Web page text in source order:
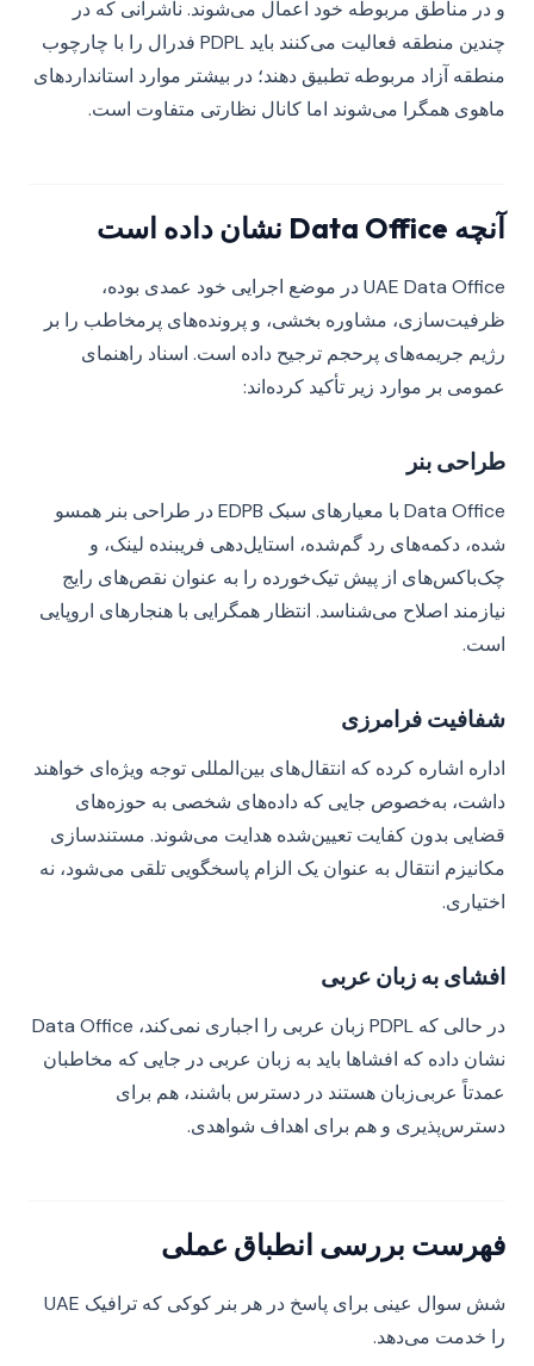
و در مناطق مربوطه خود اعمال می‌شوند. ناشرانی که در
چندین منطقه فعالیت می‌کنند باید PDPL فدرال را با چارچوب
منطقه آزاد مربوطه تطبیق دهند؛ در بیشتر موارد استانداردهای
ماهوی همگرا می‌شوند اما کانال نظارتی متفاوت است.
آنچه Data Office نشان داده است
UAE Data Office در موضع اجرایی خود عمدی بوده،
ظرفیت‌سازی، مشاوره بخشی، و پرونده‌های پرمخاطب را بر
رژیم جریمه‌های پرحجم ترجیح داده است. اسناد راهنمای
عمومی بر موارد زیر تأکید کرده‌اند:
طراحی بنر
Data Office با معیارهای سبک EDPB در طراحی بنر همسو
شده، دکمه‌های رد گم‌شده، استایل‌دهی فریبنده لینک، و
چک‌باکس‌های از پیش تیک‌خورده را به عنوان نقص‌های رایج
نیازمند اصلاح می‌شناسد. انتظار همگرایی با هنجارهای اروپایی
است.
شفافیت فرامرزی
اداره اشاره کرده که انتقال‌های بین‌المللی توجه ویژه‌ای خواهند
داشت، به‌خصوص جایی که داده‌های شخصی به حوزه‌های
قضایی بدون کفایت تعیین‌شده هدایت می‌شوند. مستندسازی
مکانیزم انتقال به عنوان یک الزام پاسخگویی تلقی می‌شود، نه
اختیاری.
افشای به زبان عربی
در حالی که PDPL زبان عربی را اجباری نمی‌کند، Data Office
نشان داده که افشاها باید به زبان عربی در جایی که مخاطبان
عمدتاً عربی‌زبان هستند در دسترس باشند، هم برای
دسترس‌پذیری و هم برای اهداف شواهدی.
فهرست بررسی انطباق عملی
شش سوال عینی برای پاسخ در هر بنر کوکی که ترافیک UAE
را خدمت می‌دهد.